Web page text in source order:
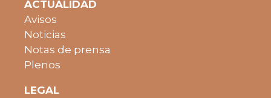
ACTUALIDAD
Avisos
Noticias
Notas de prensa
Plenos
LEGAL